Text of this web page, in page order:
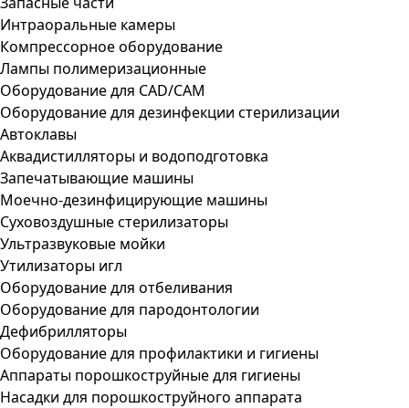
Интраоральные камеры
Компрессорное оборудование
Лампы полимеризационные
Оборудование для CAD/CAM
Оборудование для дезинфекции стерилизации
Автоклавы
Аквадистилляторы и водоподготовка
Запечатывающие машины
Моечно-дезинфицирующие машины
Суховоздушные стерилизаторы
Ультразвуковые мойки
Утилизаторы игл
Оборудование для отбеливания
Оборудование для пародонтологии
Дефибрилляторы
Оборудование для профилактики и гигиены
Аппараты порошкоструйные для гигиены
Насадки для порошкоструйного аппарата